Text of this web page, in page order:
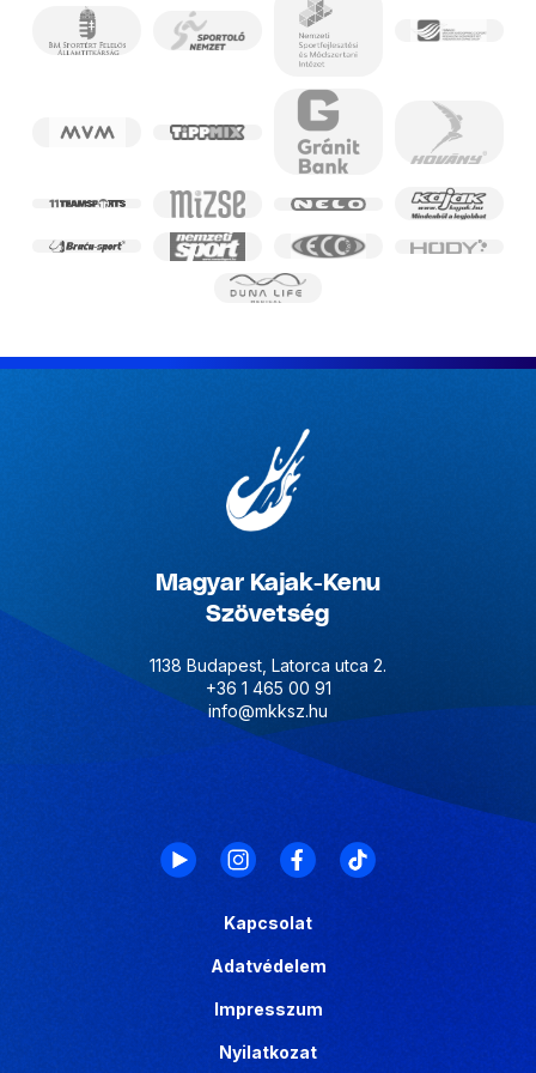
Magyar Kajak-Kenu
Szövetség
1138 Budapest, Latorca utca 2.
+36 1 465 00 91
info@mkksz.hu
Kapcsolat
Adatvédelem
Impresszum
Nyilatkozat